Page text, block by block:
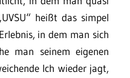
heißt das simpel
in dem man sich
man seinem eigenen
Ich wieder jagt,